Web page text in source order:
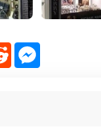
Reddit